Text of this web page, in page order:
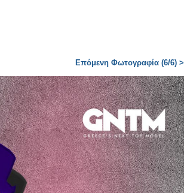
Επόμενη Φωτογραφία (6/6) >